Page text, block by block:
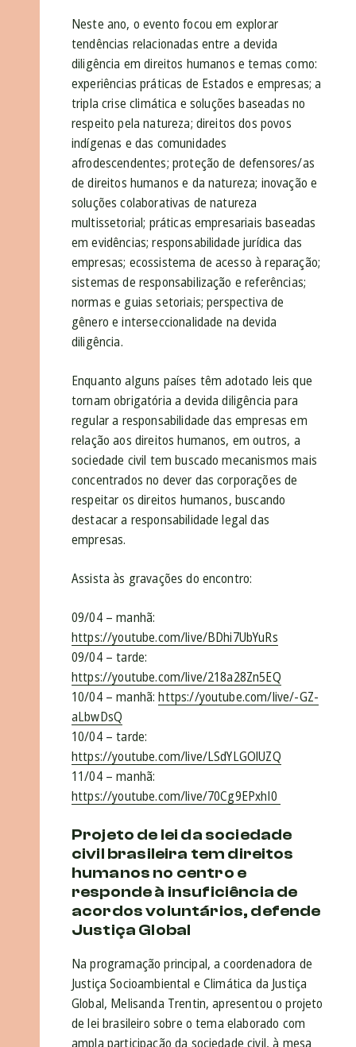
Neste ano, o evento focou em explorar
tendências relacionadas entre a devida
diligência em direitos humanos e temas como:
experiências práticas de Estados e empresas; a
tripla crise climática e soluções baseadas no
respeito pela natureza; direitos dos povos
indígenas e das comunidades
afrodescendentes; proteção de defensores/as
de direitos humanos e da natureza; inovação e
soluções colaborativas de natureza
multissetorial; práticas empresariais baseadas
em evidências; responsabilidade jurídica das
empresas; ecossistema de acesso à reparação;
sistemas de responsabilização e referências;
normas e guias setoriais; perspectiva de
gênero e interseccionalidade na devida
diligência.
Enquanto alguns países têm adotado leis que
tornam obrigatória a devida diligência para
regular a responsabilidade das empresas em
relação aos direitos humanos, em outros, a
sociedade civil tem buscado mecanismos mais
concentrados no dever das corporações de
respeitar os direitos humanos, buscando
destacar a responsabilidade legal das
empresas.
Assista às gravações do encontro:
09/04 – manhã:
https://youtube.com/live/BDhi7UbYuRs
09/04 – tarde:
https://youtube.com/live/218a28Zn5EQ
10/04 – manhã:https://youtube.com/live/-GZ-
aLbwDsQ
10/04 – tarde:
https://youtube.com/live/LSdYLGOlUZQ
11/04 – manhã:
https://youtube.com/live/70Cg9EPxhI0
Projeto de lei da sociedade
civil brasileira tem direitos
humanos no centro e
responde à insuficiência de
acordos voluntários, defende
Justiça Global
Na programação principal, a coordenadora de
Justiça Socioambiental e Climática da Justiça
Global, Melisanda Trentin, apresentou o projeto
de lei brasileiro sobre o tema elaborado com
ampla participação da sociedade civil, à mesa